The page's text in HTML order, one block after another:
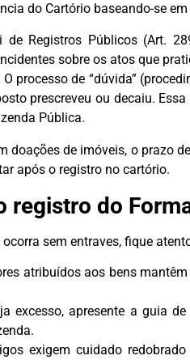
do Cartório baseando-se
de Registros Públicos (Art.
sobre os atos que
O processo de “dúvida”
prescreveu ou decaiu.
Pública.
doações de imóveis, o prazo
após o registro no cartório.
registro do
sem entraves, fique
atribuídos aos bens
excesso, apresente a guia
exigem cuidado